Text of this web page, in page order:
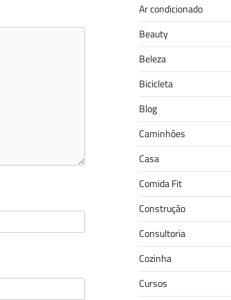
Ar condicionado
Beauty
Beleza
Bicicleta
Blog
Caminhões
Casa
Comida Fit
Construção
Consultoria
Cozinha
Cursos